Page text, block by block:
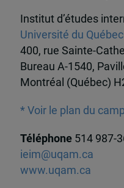
Institut d’études
Université du
400, rue Sainte-
Bureau A-1540,
Montréal (Québec)
* Voir le plan du
Téléphone 514 987-
ieim@uqam.ca
www.uqam.ca